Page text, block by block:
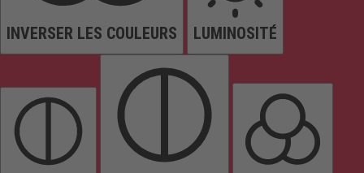
INVERSER LES COULEURS LUMINOSITÉ